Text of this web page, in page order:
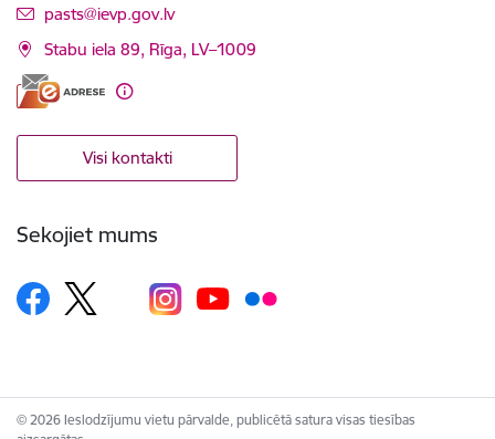
E-pasts:
pasts@ievp.gov.lv
Stabu iela 89, Rīga, LV–1009
Visi kontakti
Sekojiet mums
© 2026 Ieslodzījumu vietu pārvalde, publicētā satura visas tiesības